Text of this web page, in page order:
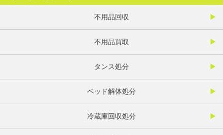
不用品回収
不用品買取
タンス処分
ベッド解体処分
冷蔵庫回収処分